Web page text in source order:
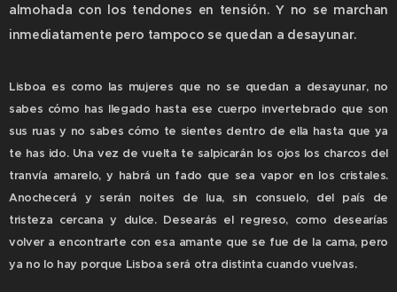
almohada con los tendones en tensión. Y no se marchan
inmediatamente pero tampoco se quedan a desayunar.
Lisboa es como las mujeres que no se quedan a desayunar, no
sabes cómo has llegado hasta ese cuerpo invertebrado que son
sus ruas y no sabes cómo te sientes dentro de ella hasta que ya
te has ido. Una vez de vuelta te salpicarán los ojos los charcos del
tranvía amarelo, y habrá un fado que sea vapor en los cristales.
Anochecerá y serán noites de lua, sin consuelo, del país de
tristeza cercana y dulce. Desearás el regreso, como desearías
volver a encontrarte con esa amante que se fue de la cama, pero
ya no lo hay porque Lisboa será otra distinta cuando vuelvas.